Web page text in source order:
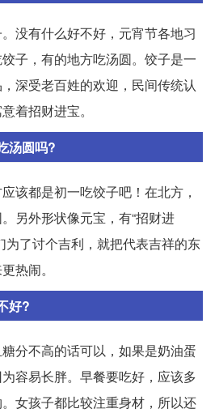
没有什么好不好，元宵节各地习
子，有的地方吃汤圆。饺子是一
深受老百姓的欢迎，民间传统认
着招财进宝。
汤圆吗?
该都是初一吃饺子吧！在北方，
另外形状像元宝，有“招财进
为了讨个吉利，就把代表吉祥的东
热闹。
好?
分不高的话可以，如果是奶油蛋
容易长胖。早餐要吃好，应该多
女孩子都比较注重身材，所以还